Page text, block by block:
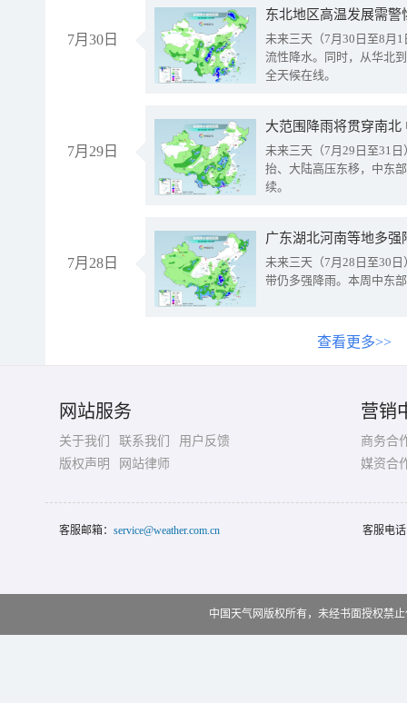
7月30日
东北地区高温发展需
未来三天（7月30日至8月
流性降水。同时，从华北
全天候在线。
7月29日
大范围降雨将贯穿南
未来三天（7月29日至31
抬、大陆高压东移，中东
续。
7月28日
广东湖北河南等地多
未来三天（7月28日至30
带仍多强降雨。本周中东
查看更多>>
网站服务
关于我们 联系我们
用户反馈
版权声明
网站律师
营销
商务合
媒资合
客服邮箱： service@weather.com.cn 客服电
中国天气网版权所有，未经书面授权